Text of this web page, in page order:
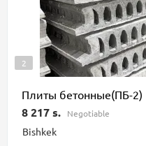
2
Плиты бетонные(ПБ-2)
Bishkek
8 217 s. Negotiable